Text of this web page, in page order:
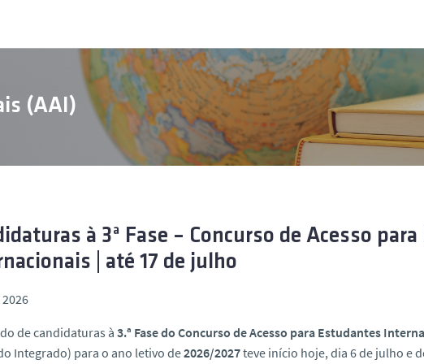
(AAI)
à 3ª Fase – Concurso de Acesso
| até 17 de julho
de candidaturas à 3.ª Fase do Concurso de Acesso para Estudantes
Integrado) para o ano letivo de2026/2027teve início hoje, dia 6 de julho e